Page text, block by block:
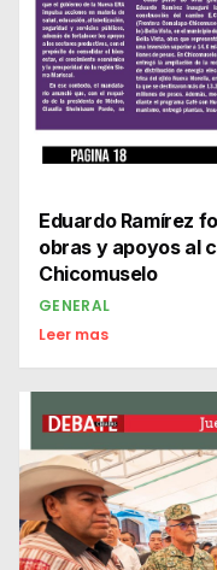
Eduardo Ramírez
obras y apoyos al
Chicomuselo
GENERAL
Leer mas